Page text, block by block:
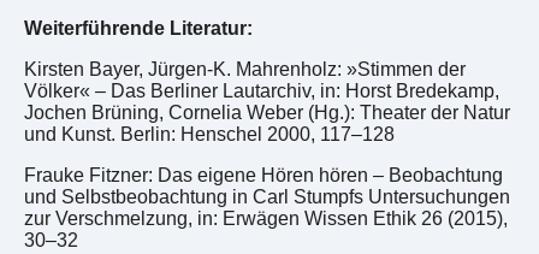
Weiterführende Literatur:
Kirsten Bayer, Jürgen-K. Mahrenholz: »Stimmen der
Völker« – Das Berliner Lautarchiv, in: Horst Bredekamp,
Jochen Brüning, Cornelia Weber (Hg.): Theater der Natur
und Kunst. Berlin: Henschel 2000, 117–128
Frauke Fitzner: Das eigene Hören hören – Beobachtung
und Selbstbeobachtung in Carl Stumpfs Untersuchungen
zur Verschmelzung, in: Erwägen Wissen Ethik 26 (2015),
30–32